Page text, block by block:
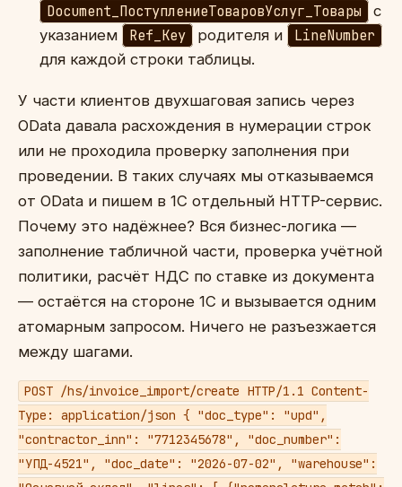
Document_ПоступлениеТоваровУслуг_Товары
с
указанием
Ref_Key родителя и LineNumber
для каждой строки таблицы.
У части клиентов двухшаговая запись через
OData давала расхождения в нумерации строк
или не проходила проверку заполнения при
проведении. В таких случаях мы отказываемся
от OData и пишем в 1С отдельный HTTP-сервис.
Почему это надёжнее? Вся бизнес-логика —
заполнение табличной части, проверка учётной
политики, расчёт НДС по ставке из документа
— остаётся на стороне 1С и вызывается одним
атомарным запросом. Ничего не разъезжается
между шагами.
POST /hs/invoice_import/create HTTP/1.1 Content-
Type: application/json { "doc_type": "upd",
"contractor_inn": "7712345678", "doc_number":
"УПД-4521", "doc_date": "2026-07-02", "warehouse":